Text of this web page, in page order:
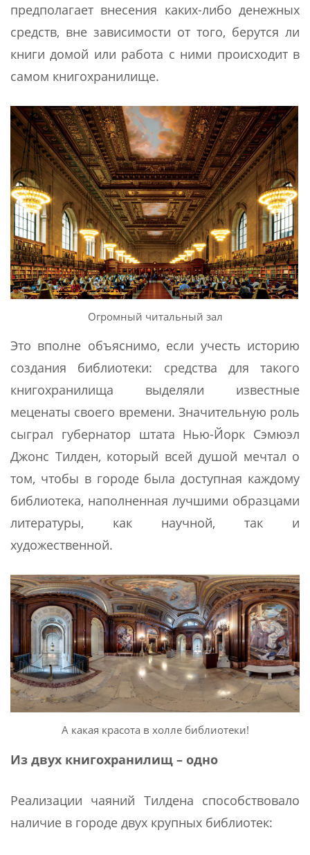
предполагает внесения каких-либо денежных
средств, вне зависимости от того, берутся ли
книги домой или работа с ними происходит в
самом книгохранилище.
Огромный читальный зал
Это вполне объяснимо, если учесть историю
создания библиотеки: средства для такого
книгохранилища выделяли известные
меценаты своего времени. Значительную роль
сыграл губернатор штата Нью-Йорк Сэмюэл
Джонс Тилден, который всей душой мечтал о
том, чтобы в городе была доступная каждому
библиотека, наполненная лучшими образцами
литературы, как научной, так и
художественной.
А какая красота в холле библиотеки!
Из двух книгохранилищ – одно
Реализации чаяний Тилдена способствовало
наличие в городе двух крупных библиотек: